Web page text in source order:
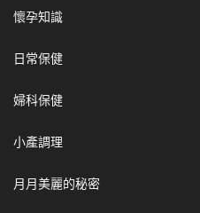
懷孕知識
日常保健
婦科保健
小產調理
月月美麗的秘密